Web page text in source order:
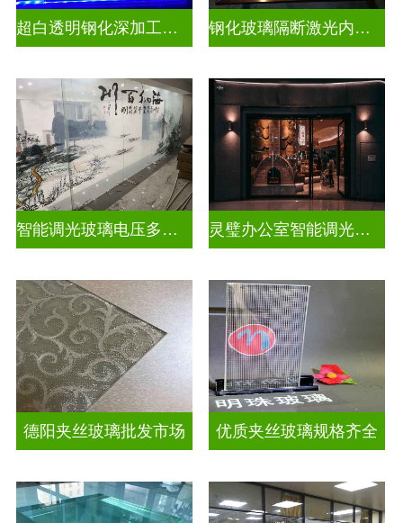
超白透明钢化深加工激光内雕发光艺术玻璃 钢化玻璃隔断激光内雕精雕
智能调光玻璃电压多少合适 灵璧办公室智能调光玻璃厂商
德阳夹丝玻璃批发市场 优质夹丝玻璃规格齐全